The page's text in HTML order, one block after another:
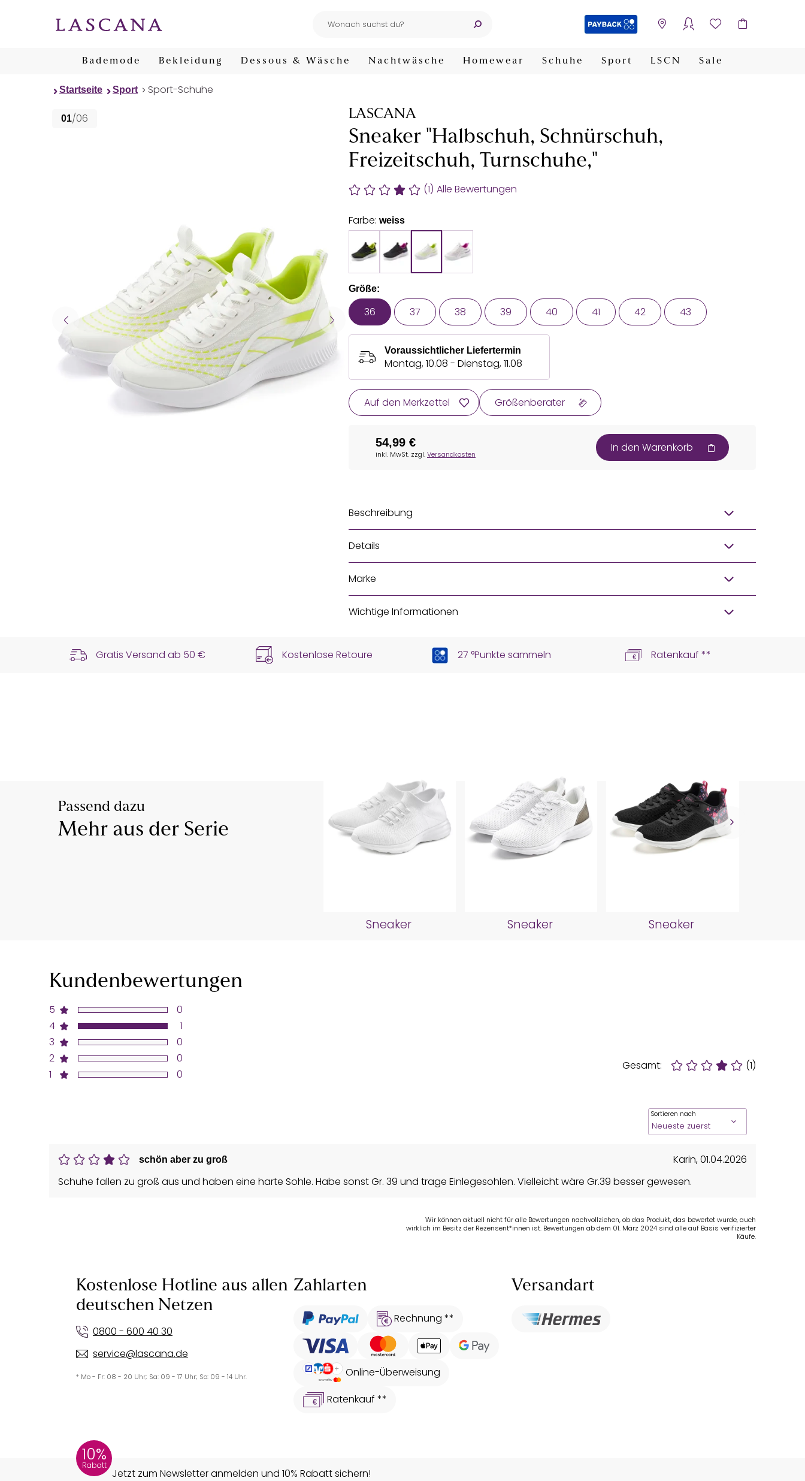
Bademode Bekleidung Dessous & Wäsche Nachtwäsche Homewear Schuhe Sport LSCN Sale
Startseite Sport Sport-Schuhe
01/06 LASCANA
Sneaker "Halbschuh, Schnürschuh,
Freizeitschuh, Turnschuhe,"
(1) Alle Bewertungen
Farbe: weiss
Größe:
36 37 38 39 40 41 42 43
Voraussichtlicher Liefertermin
Montag, 10.08 - Dienstag, 11.08
Auf den Merkzettel Größenberater
54,99 €
inkl. MwSt. zzgl.Versandkosten In den Warenkorb
Beschreibung
Details
Marke
Wichtige Informationen
Gratis Versand ab 50 € Kostenlose Retoure 27 °Punkte sammeln Ratenkauf **
Passend dazu
Mehr aus der Serie
Sneaker Sneaker Sneaker
Kundenbewertungen
5
4
3
2
1
0
1
0
0
0
Gesamt: (1)
Sortieren nach
schön aber zu groß Karin,01.04.2026
Schuhe fallen zu groß aus und haben eine harte Sohle. Habe sonst Gr. 39 und trage Einlegesohlen. Vielleicht wäre Gr.39 besser gewesen.
Wir können aktuell nicht für alle Bewertungen nachvollziehen, ob das Produkt, das bewertet wurde, auch
wirklich im Besitz der Rezensent*innen ist. Bewertungen ab dem 01. März 2024 sind alle auf Basis verifizierter
Käufe.
Kostenlose Hotline aus allen
deutschen Netzen
0800 - 600 40 30
service@lascana.de
* Mo - Fr: 08 - 20 Uhr; Sa: 09 - 17 Uhr; So: 09 - 14 Uhr.
Zahlarten
Rechnung **
Online-Überweisung
Ratenkauf **
Versandart
10%
Rabatt
Jetzt zum Newsletter anmelden und 10% Rabatt sichern!